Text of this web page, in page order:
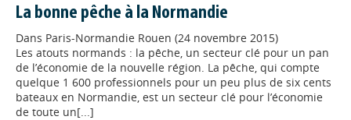
La bonne pêche à la Normandie
Dans Paris-Normandie Rouen (24 novembre 2015)
Les atouts normands : la pêche, un secteur clé pour un pan
de l’économie de la nouvelle région. La pêche, qui compte
quelque 1 600 professionnels pour un peu plus de six cents
bateaux en Normandie, est un secteur clé pour l’économie
de toute un[...]
Appels à projets